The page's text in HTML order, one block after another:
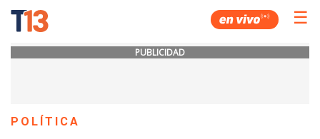
☰
PUBLICIDAD
POLÍTICA